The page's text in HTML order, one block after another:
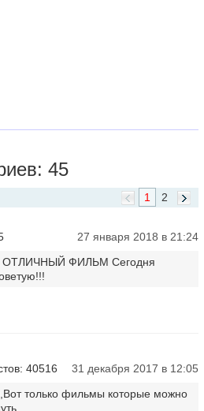
45
2
1
27 января 2018 в 21:24
ОТЛИЧНЫЙ ФИЛЬМ Сегодня
40516 31 декабря 2017 в 12:05
только фильмы которые можно